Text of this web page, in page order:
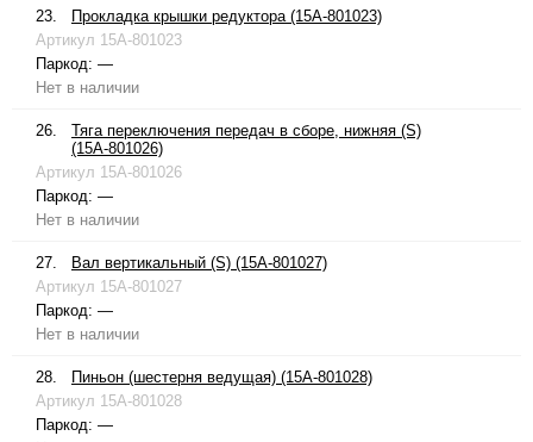
23.
Прокладка крышки редуктора (15A-801023)
Артикул 15A-801023
Паркод: —
Нет в наличии
26.
Тяга переключения передач в сборе, нижняя (S)
(15A-801026)
Артикул 15A-801026
Паркод: —
Нет в наличии
27.
Вал вертикальный (S) (15A-801027)
Артикул 15A-801027
Паркод: —
Нет в наличии
28.
Пиньон (шестерня ведущая) (15A-801028)
Артикул 15A-801028
Паркод: —